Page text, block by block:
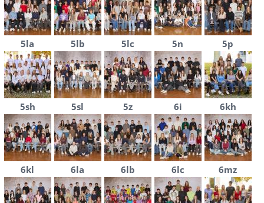
5la 5lb 5lc 5n 5p
5sh 5sl 5z 6i 6kh
6kl 6la 6lb 6lc 6mz